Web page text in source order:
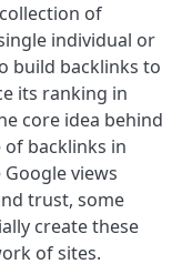
of
individual or
build backlinks to
its ranking in
core idea behind
of backlinks in
views
trust, some
create these
of sites.